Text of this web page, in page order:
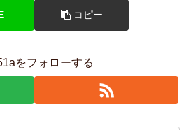
コピー
をフォローする